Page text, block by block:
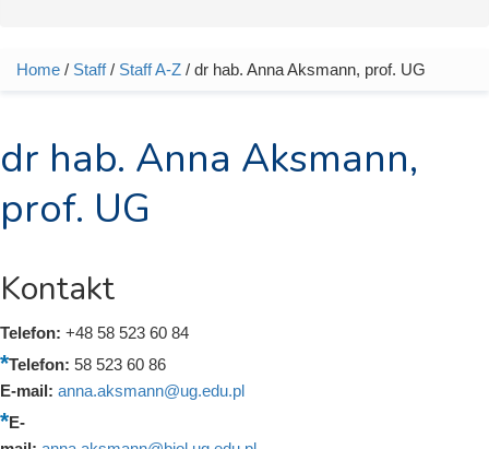
You are here
Home / Staff/ Staff A-Z / dr hab. Anna Aksmann, prof. UG
dr hab. Anna Aksmann,
prof. UG
Kontakt
Telefon: +48 58 523 60 84
Telefon: 58 523 60 86
E-mail: anna.aksmann@ug.edu.pl
E-